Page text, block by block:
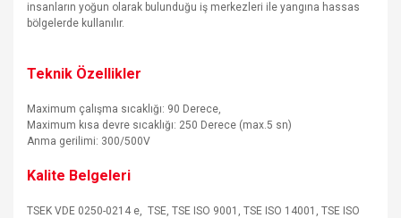
insanların yoğun olarak bulunduğu iş merkezleri ile yangına hassas
bölgelerde kullanılır.
Teknik Özellikler
Maximum çalışma sıcaklığı: 90 Derece,
Maximum kısa devre sıcaklığı: 250 Derece (max.5 sn)
Anma gerilimi: 300/500V
Kalite Belgeleri
TSEK VDE 0250-0214 e, TSE, TSE ISO 9001, TSE ISO 14001, TSE ISO